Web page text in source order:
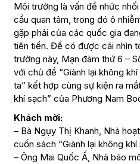
Môi trường là vấn đề nhức
cầu quan tâm, trong đó ô
gặp phải của các quốc gia
tiên tiến. Để có được cái nhìn
trường này, Mạn đàm thứ 6 –
với chủ đề “Giành lại không
ta” kết hợp cùng sự kiện ra
khí sạch” của Phương Nam
Khách mời:
– Bà Ngụy Thị Khanh, Nhà
cuốn sách “Giành lại không khí
– Ông Mai Quốc Ấ, Nhà báo